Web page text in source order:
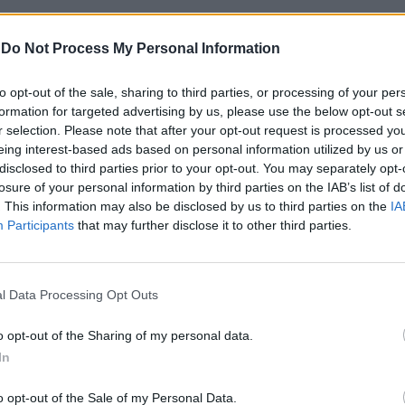
Do Not Process My Personal Information
opt-out of the sale, sharing to third parties, or processing of your
for targeted advertising by us, please use the below opt-out
selection. Please note that after your opt-out request is processed
interest-based ads based on personal information utilized by us
to third parties prior to your opt-out. You may separately
of your personal information by third parties on the IAB’s list of
This information may also be disclosed by us to third parties on the
Participants that may further disclose it to other third parties.
Data Processing Opt Outs
opt-out of the Sharing of my personal data.
opt-out of the Sale of my Personal Data.
ESCOLAR
de Vila Nova da Baronia e incide na
de terras.
criar melhores condições de utilização
e restante comunidade educativa.
INFRAESTRUTURAS
e modernização das infraestruturas